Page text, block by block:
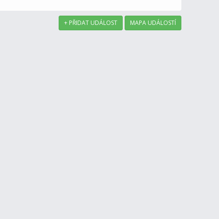
+ PŘIDAT UDÁLOST MAPA UDÁLOSTÍ